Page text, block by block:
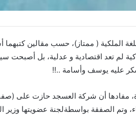
الملكية ( ممتاز)، حسب مقالين
لم تعد اقتصادية و عدلية، بل أصبحت
عليه يوسف وأسامة ..!!
مفادها أن شركة العسجد حازت على
الصفقة بواسطةلجنة عضويتها وزير